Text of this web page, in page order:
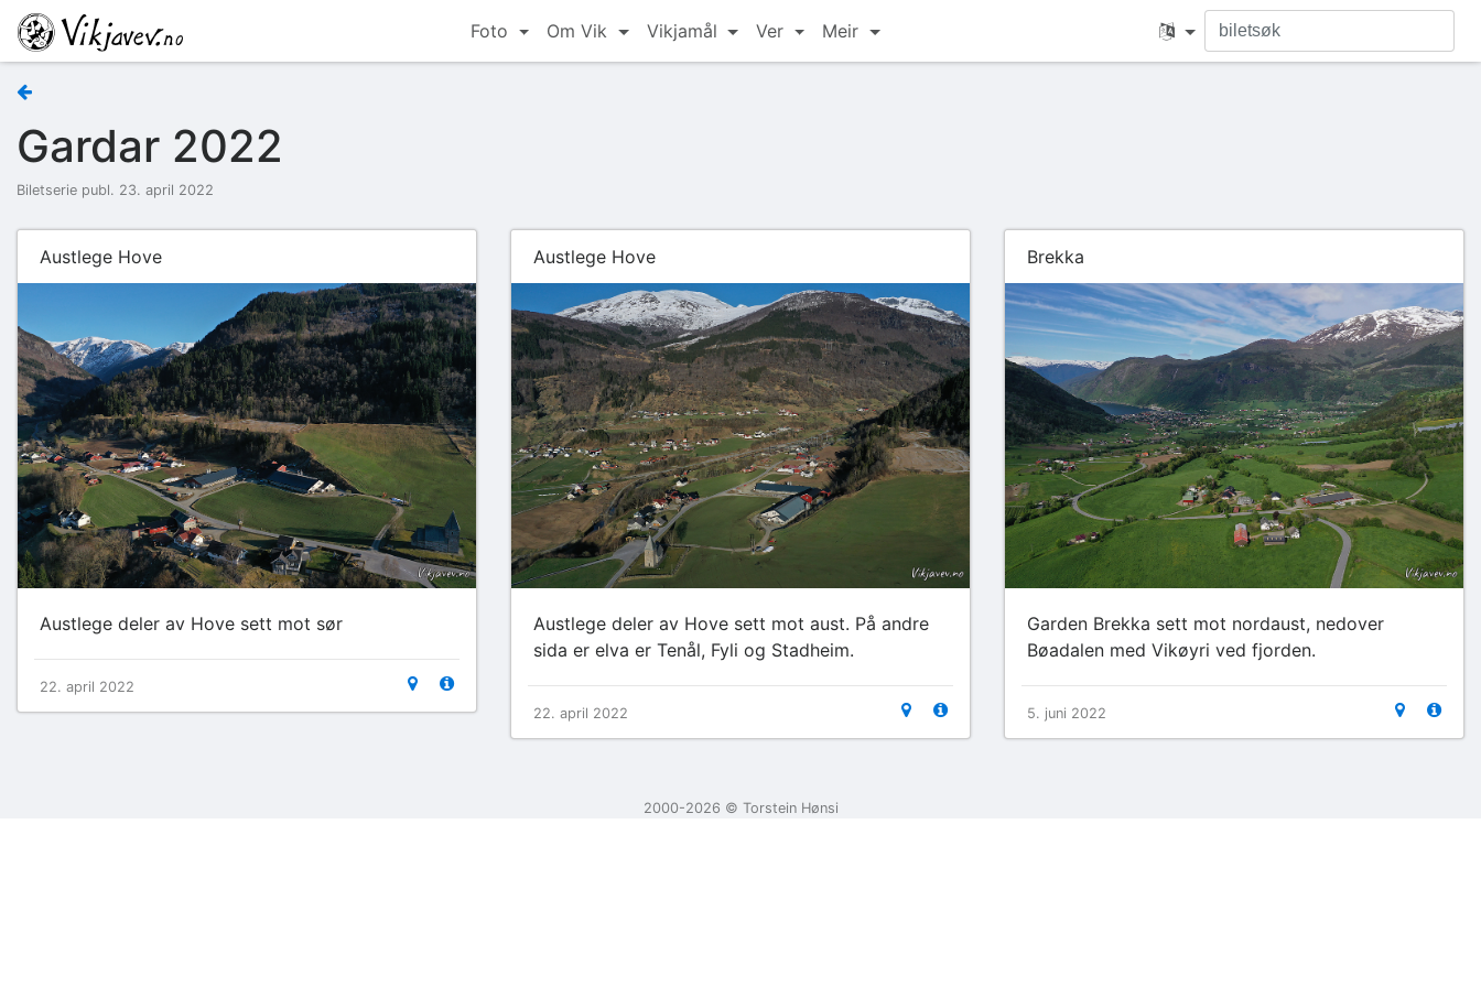
Foto Om Vik Vikjamål Ver Meir
Gardar 2022
Biletserie publ. 23. april 2022
Austlege Hove
Austlege deler av Hove sett mot sør
22. april 2022
Austlege Hove
Austlege deler av Hove sett mot aust. På andre
sida er elva er Tenål, Fyli og Stadheim.
22. april 2022
Brekka
Garden Brekka sett mot nordaust, nedover
Bøadalen med Vikøyri ved fjorden.
5. juni 2022
2000-2026 ©️ Torstein Hønsi